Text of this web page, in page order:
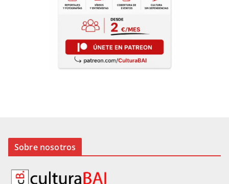
Sobre nosotros